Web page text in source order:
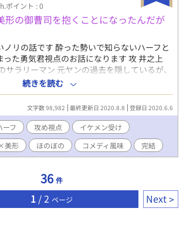
ポイント : 0
形の御曹司を抱くことになったんだが
ノリの話です 酔った勢いで知らないハーフと
った勇気君視点のお話になります 攻 井之上
サラリーマン 元ヤンの過去を隠しているが、
てしまうらしい でも翌朝には完全に記憶がな
・エリス 天才・イケメン・天然ボケなカタ
金髪ロング、勇気より背が高い 勇気にベタ惚
キにオヨメサンにしてもらいたい 同作者作品
場人物も絡んできます
続きを読む
文字数 98,982 最終更新日 2020.8.8 登録日 2020.6.6
ーフ 攻め視点
イケメン受け
美形 ほのぼの コメディ風味 完結
36 件
1 / 2 ページ Next